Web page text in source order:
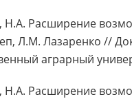
Расширение
Л.М. Лазаренко //
аграрный
Расширение